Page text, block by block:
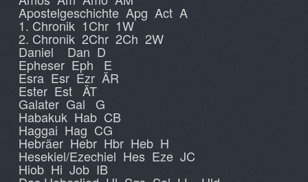
Apostelgeschichte Apg Act A
1. Chronik 1Chr 1W
2. Chronik 2Chr 2Ch 2W
Daniel Dan D
Epheser Eph E
Esra Esr Ezr ÄR
Ester Est ÄT
Galater Gal G
Habakuk Hab CB
Haggai Hag CG
Hebräer Hebr Hbr Heb H
Hesekiel/Ezechiel Hes Eze JC
Hiob Hi Job IB